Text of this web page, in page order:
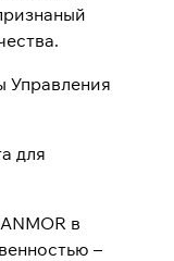
Управления
для
в
–